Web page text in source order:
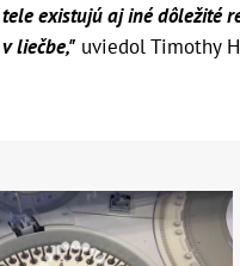
existujú aj iné dôležité
liečbe," uviedol Timothy